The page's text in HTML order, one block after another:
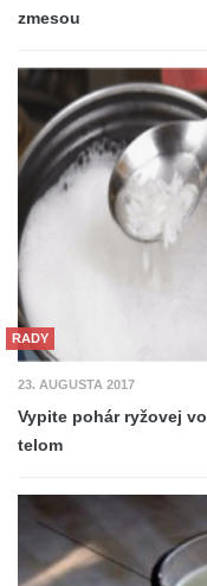
zmesou
RADY
23. AUGUSTA 2017
Vypite pohár ryžovej
telom